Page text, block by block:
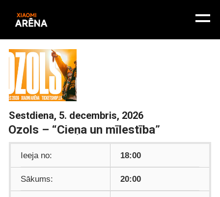
Sestdiena, 5. decembris, 2026
Ozols – “Cieņa un mīlestība”
Ieeja no: 18:00
Sākums: 20:00